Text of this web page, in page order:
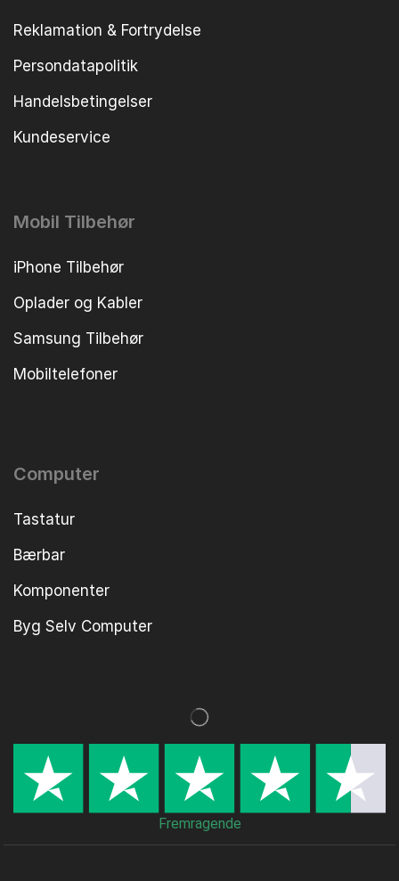
Reklamation & Fortrydelse
Persondatapolitik
Handelsbetingelser
Kundeservice
Mobil Tilbehør
iPhone Tilbehør
Oplader og Kabler
Samsung Tilbehør
Mobiltelefoner
Computer
Tastatur
Bærbar
Komponenter
Byg Selv Computer
Fremragende